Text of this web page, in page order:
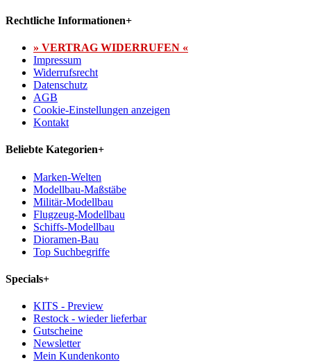
Rechtliche Informationen+
» VERTRAG WIDERRUFEN «
Impressum
Widerrufsrecht
Datenschutz
AGB
Cookie-Einstellungen anzeigen
Kontakt
Beliebte Kategorien+
Marken-Welten
Modellbau-Maßstäbe
Militär-Modellbau
Flugzeug-Modellbau
Schiffs-Modellbau
Dioramen-Bau
Top Suchbegriffe
Specials+
KITS - Preview
Restock - wieder lieferbar
Gutscheine
Newsletter
Mein Kundenkonto